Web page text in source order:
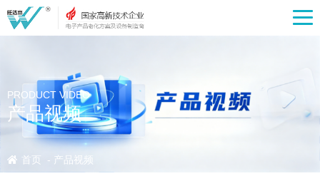
PRODUCT VIDEO
产品视频
首页 - 产品视频